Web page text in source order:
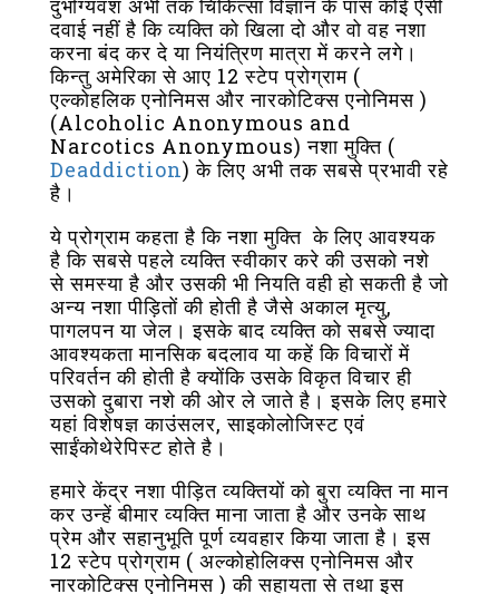
दुर्भाग्यवश अभी तक चिकित्सा विज्ञान के पास कोई ऐसी
दवाई नहीं है कि व्यक्ति को खिला दो और वो वह नशा
करना बंद कर दे या नियंत्रिण मात्रा में करने लगे।
किन्तु अमेरिका से आए 12 स्टेप प्रोग्राम (
एल्कोहलिक एनोनिमस और नारकोटिक्स एनोनिमस )
(Alcoholic Anonymous and
Narcotics Anonymous) नशा मुक्ति (
Deaddiction) के लिए अभी तक सबसे प्रभावी रहे
है।
ये प्रोग्राम कहता है कि नशा मुक्ति के लिए आवश्यक
है कि सबसे पहले व्यक्ति स्वीकार करे की उसको नशे
से समस्या है और उसकी भी नियति वही हो सकती है जो
अन्य नशा पीड़ितों की होती है जैसे अकाल मृत्यु,
पागलपन या जेल। इसके बाद व्यक्ति को सबसे ज्यादा
आवश्यकता मानसिक बदलाव या कहें कि विचारों में
परिवर्तन की होती है क्योंकि उसके विकृत विचार ही
उसको दुबारा नशे की ओर ले जाते है। इसके लिए हमारे
यहां विशेषज्ञ काउंसलर, साइकोलोजिस्ट एवं
साईंकोथेरेपिस्ट होते है।
हमारे केंद्र नशा पीड़ित व्यक्तियों को बुरा व्यक्ति ना मान
कर उन्हें बीमार व्यक्ति माना जाता है और उनके साथ
प्रेम और सहानुभूति पूर्ण व्यवहार किया जाता है। इस
12 स्टेप प्रोग्राम ( अल्कोहोलिक्स एनोनिमस और
नारकोटिक्स एनोनिमस ) की सहायता से तथा इस